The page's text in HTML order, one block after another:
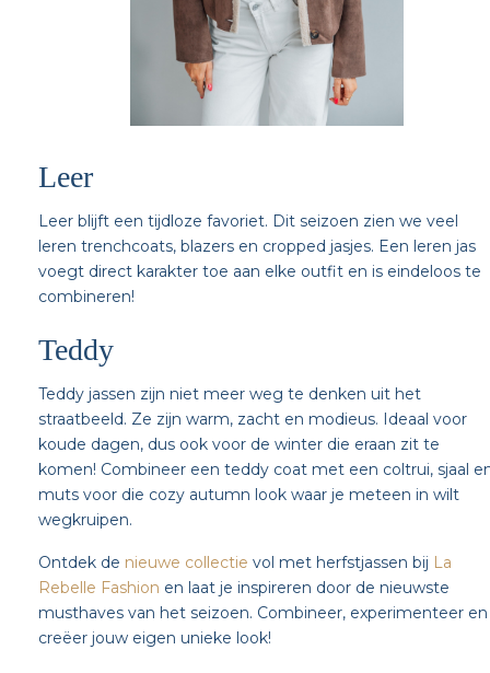
Leer
Leer blijft een tijdloze favoriet. Dit seizoen zien we veel
leren trenchcoats, blazers en cropped jasjes. Een leren jas
voegt direct karakter toe aan elke outfit en is eindeloos te
combineren!
Teddy
Teddy jassen zijn niet meer weg te denken uit het
straatbeeld. Ze zijn warm, zacht en modieus. Ideaal voor
koude dagen, dus ook voor de winter die eraan zit te
komen! Combineer een teddy coat met een coltrui, sjaal
muts voor die cozy autumn look waar je meteen in wilt
wegkruipen.
Ontdek de nieuwe collectie vol met herfstjassen bij La
Rebelle Fashion en laat je inspireren door de nieuwste
musthaves van het seizoen. Combineer, experimenteer en
creëer jouw eigen unieke look!